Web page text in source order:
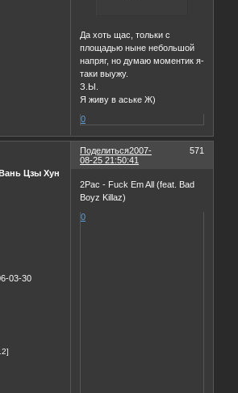
Да хоть щас, тольки с
площадью ныне небольшой
напряг, но думаю моментик я-
таки выужу.
З.Ы.
Я живу в аське Ж)
0
Поделиться 571
2007-
08-25 21:50:41
Цзы Хун
03-30
2Pac - Fuck Em All (feat. Bad
Boyz Killaz)
0